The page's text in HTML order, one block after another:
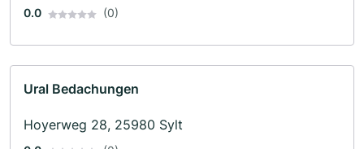
0.0 (0)
Ural Bedachungen
Hoyerweg 28, 25980 Sylt